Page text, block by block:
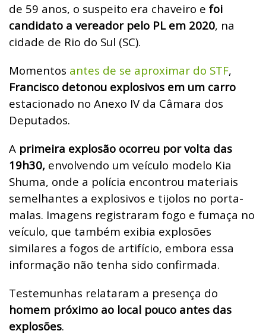
de 59 anos, o suspeito era chaveiro e foi
candidato a vereador pelo PL em 2020, na
cidade de Rio do Sul (SC).
Momentos antes de se aproximar do STF,
Francisco detonou explosivos em um carro
estacionado no Anexo IV da Câmara dos
Deputados.
A primeira explosão ocorreu por volta das
19h30, envolvendo um veículo modelo Kia
Shuma, onde a polícia encontrou materiais
semelhantes a explosivos e tijolos no porta-
malas. Imagens registraram fogo e fumaça no
veículo, que também exibia explosões
similares a fogos de artifício, embora essa
informação não tenha sido confirmada.
Testemunhas relataram a presença do
homem próximo ao local pouco antes das
explosões.